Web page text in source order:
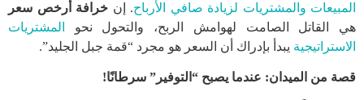
المبيعات والمشتريات لزيادة صافي الأرباح. إن خرافة أرخص سعر
هي القاتل الصامت لهوامش الربح، والتحول نحو
المشتريات
الاستراتيجية يبدأ بإدراك أن السعر هو مجرد “قمة جبل الجليد”.
قصة من الميدان: عندما يصبح “التوفير” سرطانًا!